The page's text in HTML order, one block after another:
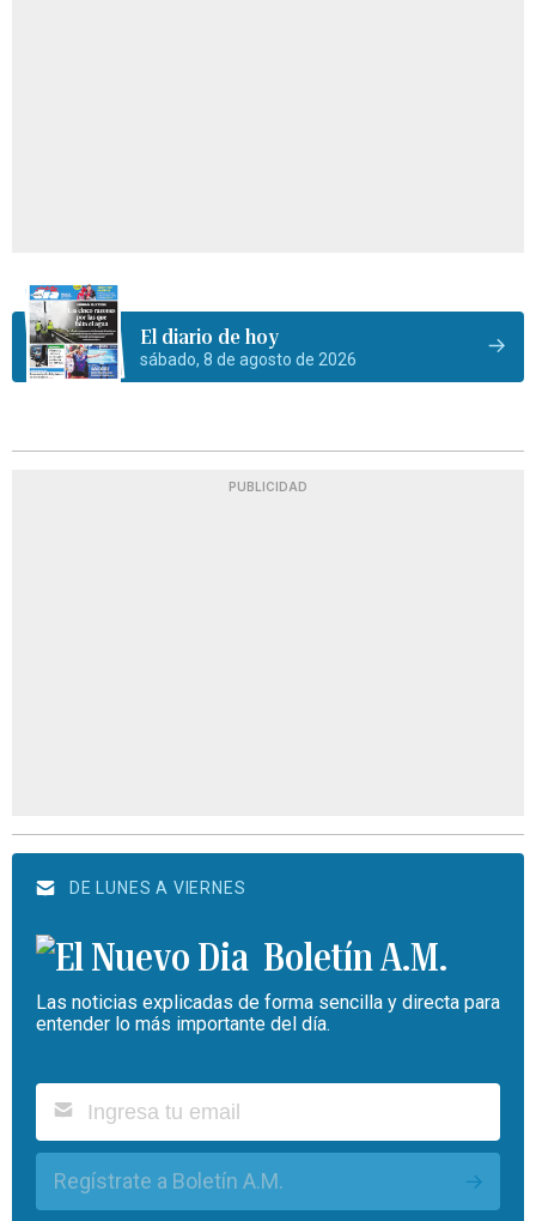
El diario de hoy
sábado, 8 de agosto de 2026
PUBLICIDAD
DE LUNES A VIERNES
Boletín A.M.
Las noticias explicadas de forma sencilla y directa para
entender lo más importante del día.
Regístrate a Boletín A.M.